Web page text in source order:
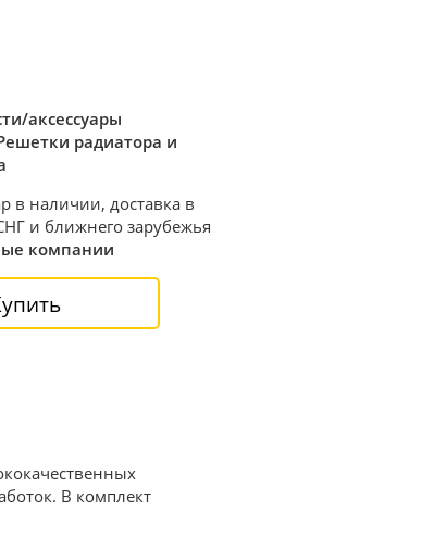
аксессуары
Решетки радиатора и
в наличии, доставка в
и ближнего зарубежья
компании
В комплект